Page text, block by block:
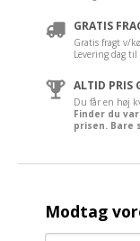
GRATIS
Gratis fragt v/
Levering dag til
ALTID PRIS
Du får en høj
Finder du
prisen. Bare
Modtag